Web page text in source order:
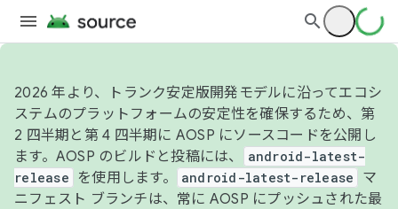
2026 年より、トランク安定版開発モデルに沿ってエコシ
ステムのプラットフォームの安定性を確保するため、第
2 四半期と第 4 四半期に AOSP にソースコードを公開し
ます。AOSP のビルドと投稿には、
android-latest-
release
を使用します。 android-latest-release
マ
ニフェスト ブランチは、常に AOSP にプッシュされた最